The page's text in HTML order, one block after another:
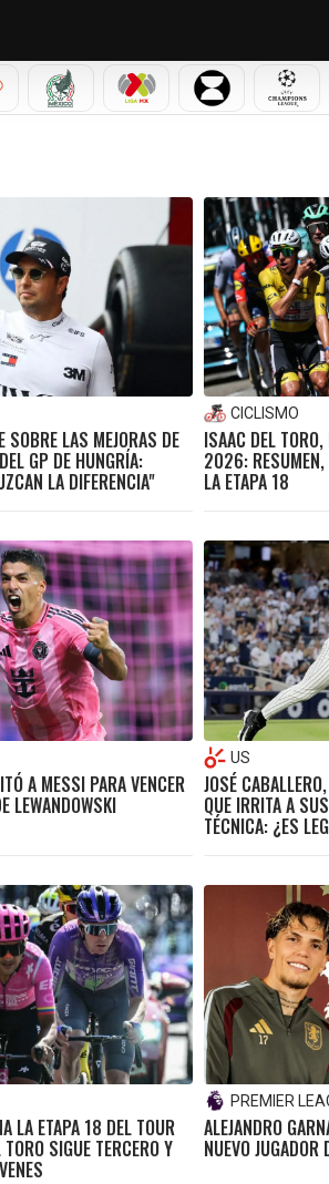
SELECCIÓN MEXICANA
LIGA MX LEAGUES CUP
SOBRE LAS MEJORAS DE
GP DE HUNGRÍA:
LA DIFERENCIA"
CICLISMO
ISAAC DEL
2026: RESUMEN,
LA ETAPA 18
A MESSI PARA VENCER
LEWANDOWSKI
US
JOSÉ
QUE IRRITA A
TÉCNICA: ¿ES
LA ETAPA 18 DEL TOUR
SIGUE TERCERO Y
PREMIER
ALEJANDRO
NUEVO